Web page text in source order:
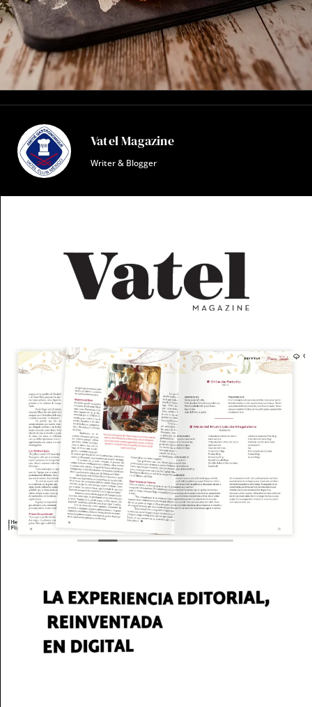
Vatel Magazine
Writer & Blogger